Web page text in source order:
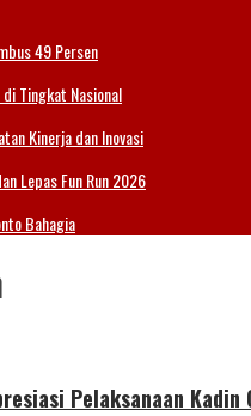
49 Persen
Tingkat Nasional
Kinerja dan Inovasi
Lepas Fun Run 2026
Bahagia
Pelaksanaan Kadin